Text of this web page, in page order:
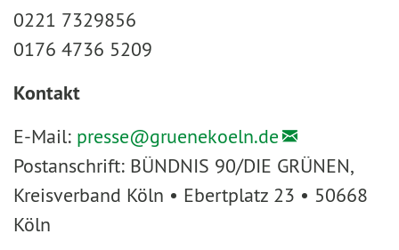
0221 7329856
0176 4736 5209
Kontakt
E-Mail: presse@gruenekoeln.de
Postanschrift: BÜNDNIS 90/DIE GRÜNEN,
Kreisverband Köln • Ebertplatz 23 • 50668
Köln